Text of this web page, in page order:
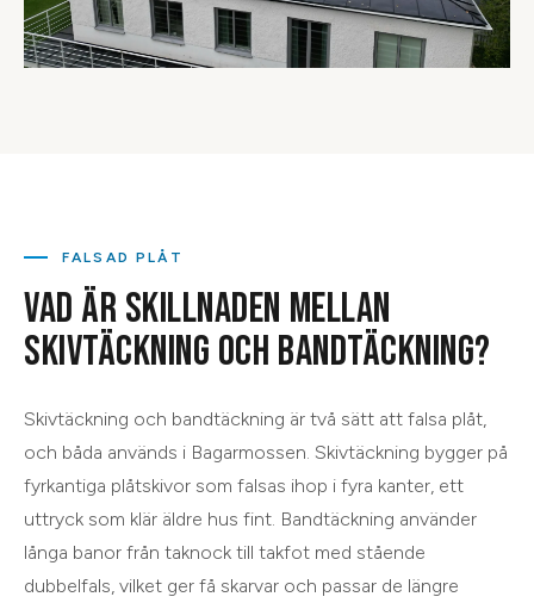
FALSAD PLÅT
VAD ÄR SKILLNADEN MELLAN
SKIVTÄCKNING OCH BANDTÄCKNING?
Skivtäckning och bandtäckning är två sätt att falsa plåt,
och båda används i Bagarmossen. Skivtäckning bygger på
fyrkantiga plåtskivor som falsas ihop i fyra kanter, ett
uttryck som klär äldre hus fint. Bandtäckning använder
långa banor från taknock till takfot med stående
dubbelfals, vilket ger få skarvar och passar de längre